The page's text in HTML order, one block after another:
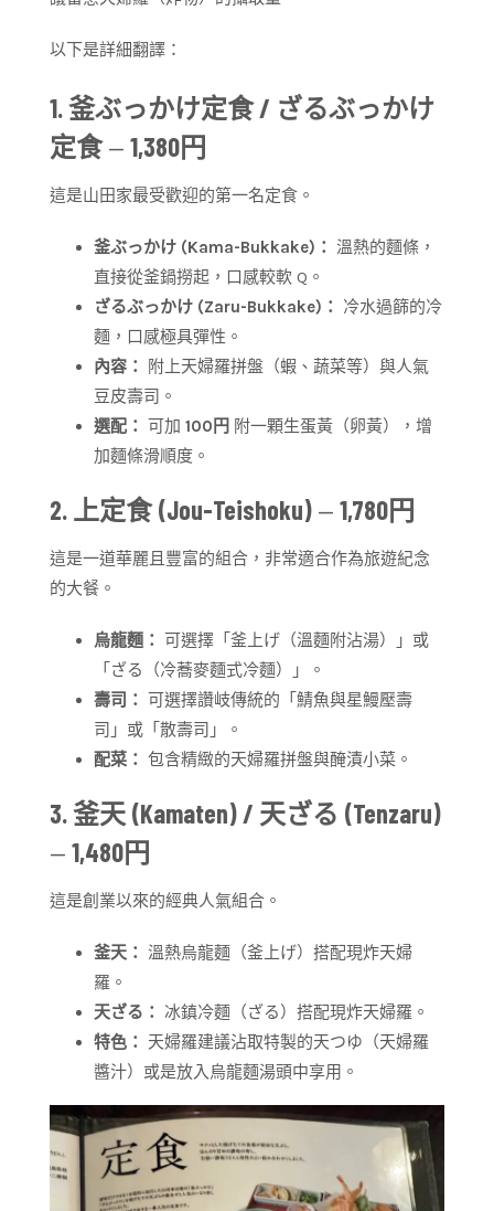
以下是詳細翻譯：
1. 釜ぶっかけ定食 / ざるぶっかけ
定食— 1,380円
這是山田家最受歡迎的第一名定食。
釜ぶっかけ (Kama-Bukkake)： 溫熱的麵條，
直接從釜鍋撈起，口感較軟 Q。
ざるぶっかけ (Zaru-Bukkake)：
冷水過篩的冷
麵，口感極具彈性。
內容：
附上天婦羅拼盤（蝦、蔬菜等）與人氣
豆皮壽司。
選配： 可加 100円 附一顆生蛋黃（卵黃），增
加麵條滑順度。
2. 上定食 (Jou-Teishoku) — 1,780円
這是一道華麗且豐富的組合，非常適合作為旅遊紀念
的大餐。
烏龍麵： 可選擇「釜上げ（溫麵附沾湯）」或
「ざる（冷蕎麥麵式冷麵）」。
壽司： 可選擇讚岐傳統的「鯖魚與星鰻壓壽
司」或「散壽司」。
配菜： 包含精緻的天婦羅拼盤與醃漬小菜。
3. 釜天 (Kamaten) / 天ざる (Tenzaru)
— 1,480円
這是創業以來的經典人氣組合。
釜天： 溫熱烏龍麵（釜上げ）搭配現炸天婦
羅。
天ざる： 冰鎮冷麵（ざる）搭配現炸天婦羅。
特色：
天婦羅建議沾取特製的天つゆ（天婦羅
醬汁）或是放入烏龍麵湯頭中享用。